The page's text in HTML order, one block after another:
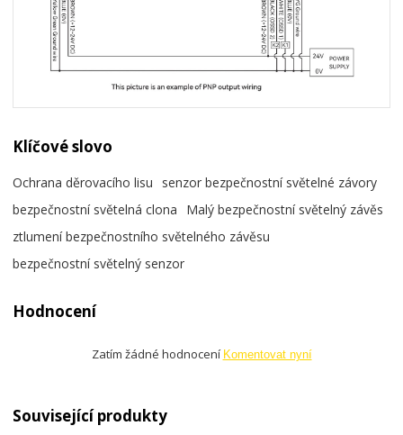
Klíčové slovo
Ochrana děrovacího lisu
senzor bezpečnostní světelné závory
bezpečnostní světelná clona
Malý bezpečnostní světelný závěs
ztlumení bezpečnostního světelného závěsu
bezpečnostní světelný senzor
Hodnocení
Zatím žádné hodnocení Komentovat nyní
Související produkty